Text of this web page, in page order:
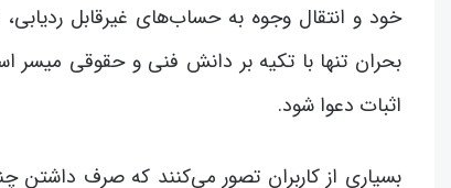
خود و انتقال وجوه به حساب‌های غیرقابل
بحران تنها با تکیه بر دانش فنی و حقوقی میسر
اثبات دعوا شود.
بسیاری از کاربران تصور می‌کنند که صرف